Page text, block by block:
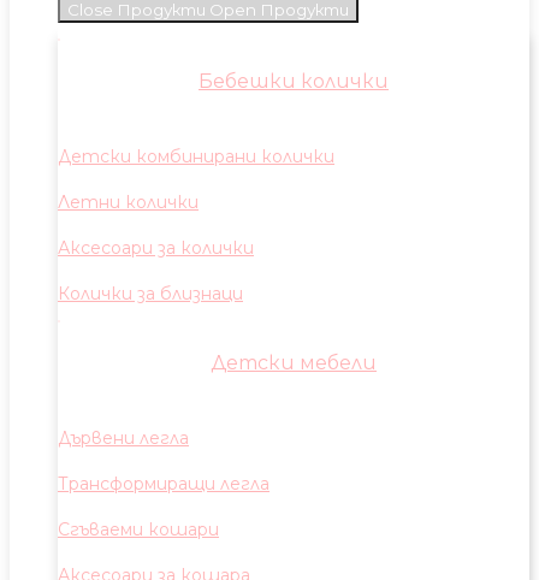
Close Продукти Open Продукти
Бебешки колички
Детски комбинирани колички
Летни колички
Аксесоари за колички
Колички за близнаци
Детски мебели
Дървени легла
Трансформиращи легла
Сгъваеми кошари
Аксесоари за кошара